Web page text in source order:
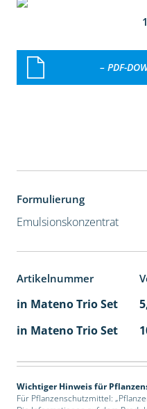
– PDF-
Formulierung
Emulsionskonzentrat
Artikelnummer
in Mateno Trio Set
in Mateno Trio Set
Wichtiger Hinweis für
Für Pflanzenschutzmittel: